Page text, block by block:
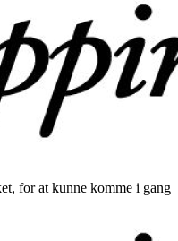
for at kunne komme i gang